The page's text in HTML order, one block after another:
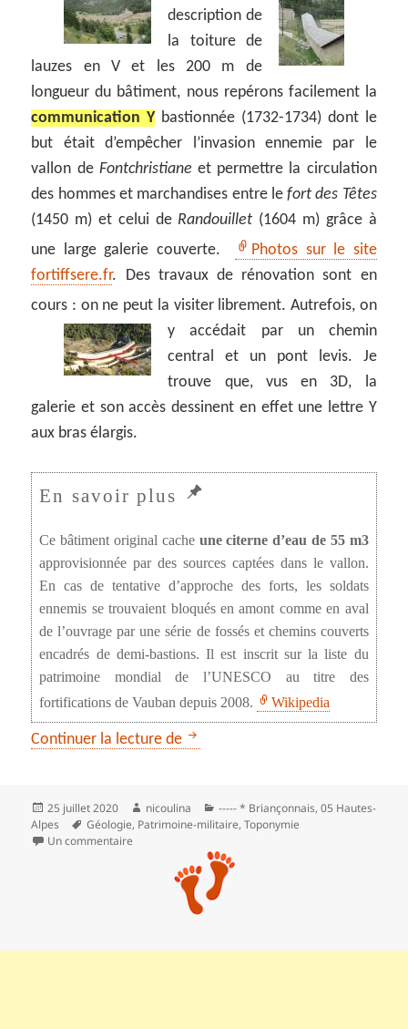
description de
la toiture de
lauzes en V et les 200 m de
longueur du bâtiment, nous repérons facilement la
communication Ybastionnée (1732-1734) dont le
but était d’empêcher l’invasion ennemie par le
vallon de Fontchristianeet permettre la circulation
des hommes et marchandises entre lefort des Têtes
(1450 m) et celui de Randouillet (1604 m) grâce à
une large galerie couverte.
Photos sur le site
fortiffsere.fr. Des travaux de rénovation sont en
cours : on ne peut la visiter librement. Autrefois, on
y accédait par un chemin
central et un pont levis. Je
trouve que, vus en 3D, la
galerie et son accès dessinent en effet une lettre Y
aux bras élargis.
Ce bâtiment original cache une citerne d’eau de 55 m3
approvisionnée par des sources captées dans le vallon.
En cas de tentative d’approche des forts, les soldats
ennemis se trouvaient bloqués en amont comme en aval
de l’ouvrage par une série de fossés et chemins couverts
encadrés de demi-bastions. Il est inscrit sur la liste du
patrimoine mondial de l’UNESCO au titre des
fortifications de Vauban depuis 2008.
Wikipedia
Continuer la lecture de Briançon : le fort des Têtes par
Publié
le
25 juillet 2020 Auteur
nicoulina Catégories
----- * Briançonnais,05 Hautes-
Alpes
Mots-
clés
Géologie, Patrimoine-militaire,Toponymie
Un commentaire sur Briançon : le fort des Têtes par le parc de la